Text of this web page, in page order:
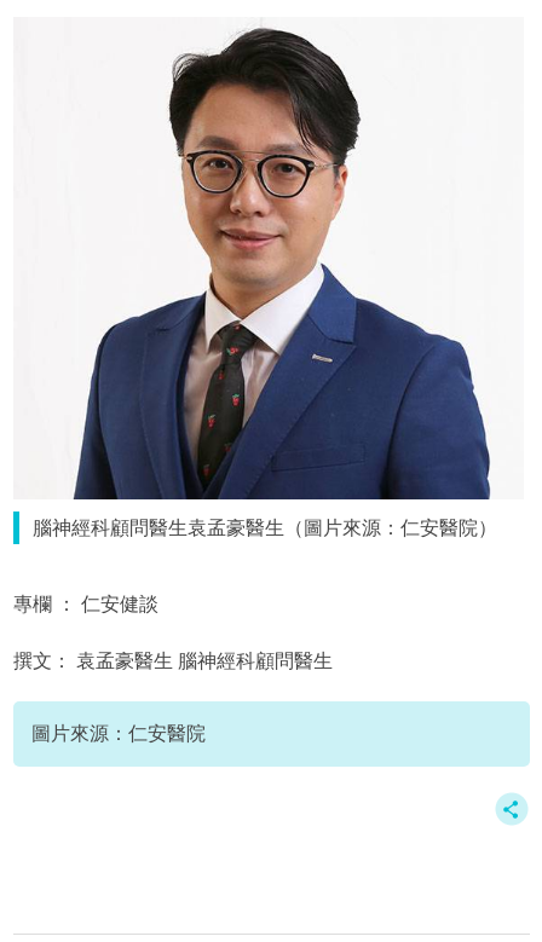
腦神經科顧問醫生袁孟豪醫生（圖片來源：仁安醫院）
專欄 ： 仁安健談
撰文： 袁孟豪醫生 腦神經科顧問醫生
圖片來源：仁安醫院